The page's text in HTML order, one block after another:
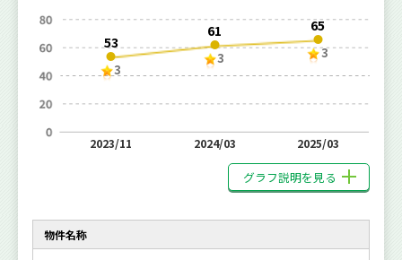
53
3
2023/11
61
3
2024/03
65
3
2025/03
グラフ説明を見る
物件名称